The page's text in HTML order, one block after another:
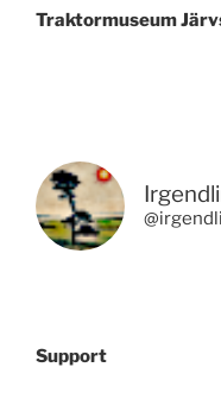
Beitrag
Traktormuseum
Support